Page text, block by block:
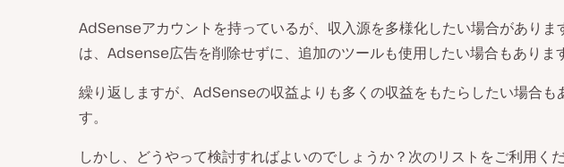
AdSenseアカウントを持っているが、収入源を多様化したい場合がありま
は、Adsense広告を削除せずに、追加のツールも使用したい場合もあります
繰り返しますが、AdSenseの収益よりも多くの収益をもたらしたい場合も
す。
しかし、どうやって検討すればよいのでしょうか？次のリストをご利用くだ